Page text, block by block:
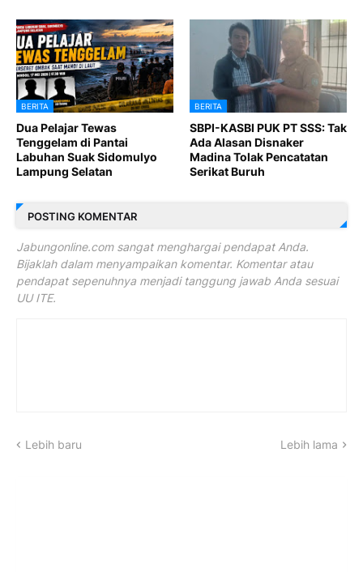
BERITA
Dua Pelajar Tewas
Tenggelam di Pantai
Labuhan Suak Sidomulyo
Lampung Selatan
BERITA
SBPI-KASBI PUK PT SSS: Tak
Ada Alasan Disnaker
Madina Tolak Pencatatan
Serikat Buruh
POSTING KOMENTAR
Jabungonline.com sangat menghargai pendapat Anda.
Bijaklah dalam menyampaikan komentar. Komentar atau
pendapat sepenuhnya menjadi tanggung jawab Anda sesuai
UU ITE.
Lebih baru Lebih lama